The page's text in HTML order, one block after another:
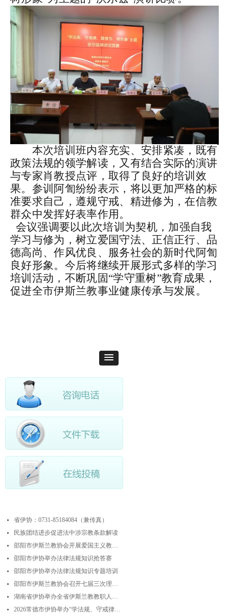
넷 省伊协：0731-85184084（兼传真）
넷 民族团结进步促进法中涉宗教条款解读
넷 邵阳市伊斯兰教协会开展爱国主义教育实践暨中华优秀传统文化研学活动
넷 邵阳市伊协举办法律法规知识抢答赛
넷 邵阳市伊协举办法律法规知识专题培训
넷 邵阳市伊斯兰教协会召开七届三次理事会
넷 湖南省伊协举办全省伊斯兰教教职人员解经培训暨“学法规、守戒律、重修为、树形象”主题演讲比赛
넷 2026常德市伊协举办“学法规、守戒律、重修为、树形象”专题阿訇培训班 暨阿訇演讲交流赛
本次培训班内容充实、安排紧凑，既有
政策法规的领学解读，又有结合实际的演讲
与专家肖教授点评，取得了良好的培训效
果。参训阿訇纷纷表示，将以更加严格的标
准要求自己，遵规守戒、精进修为，在信教
群众中发挥好表率作用。
会议强调要以此次培训为契机，加强自我
学习与修为，树立爱国守法、正信正行、品
德高尚、作风优良、服务社会的新时代阿訇
良好形象。 今后将继续开展形式多样的学习
培训活动，不断巩固“学守重树”教育成果，
促进全市伊斯兰教事业健康传承与发展。